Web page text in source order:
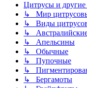
Цитрусы и другие
↳ Мир
↳ Виды
↳
↳ Апельсины
↳ Обычные
↳ Пупочные
↳
↳ Бергамоты